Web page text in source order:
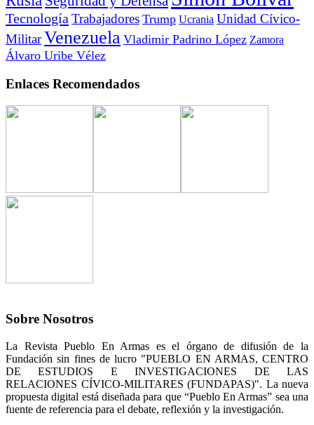
Tecnología Trabajadores Trump Ucrania Unidad Cívico-
MilitarVenezuela Vladimir Padrino López Zamora
Álvaro Uribe Vélez
Enlaces Recomendados
Sobre Nosotros
La Revista Pueblo En Armas es el órgano de difusión de la
Fundación sin fines de lucro "PUEBLO EN ARMAS, CENTRO
DE ESTUDIOS E INVESTIGACIONES DE LAS
RELACIONES CÍVICO-MILITARES (FUNDAPAS)". La nueva
propuesta digital está diseñada para que “Pueblo En Armas” sea una
fuente de referencia para el debate, reflexión y la investigación.